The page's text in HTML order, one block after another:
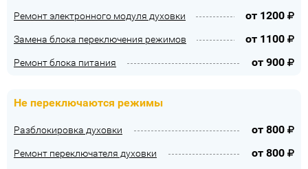
Ремонт электронного модуля духовки от 1200
Замена блока переключения режимов от 1100
Ремонт блока питания от 900
Не переключаются режимы
Разблокировка духовки от 800
Ремонт переключателя духовки от 800